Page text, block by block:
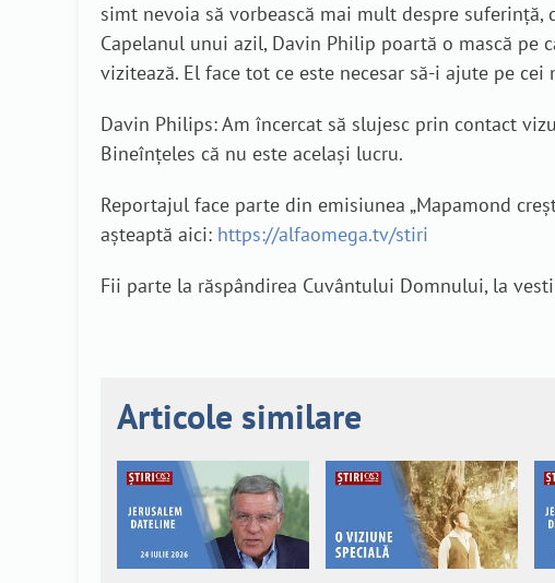
simt nevoia să vorbească mai mult despre
Capelanul unui azil, Davin Philip poartă o mască
vizitează. El face tot ce este necesar să-i ajute pe
Davin Philips: Am încercat să slujesc prin contact
Bineînțeles că nu este același lucru.
Reportajul face parte din emisiunea „Mapamond
așteaptă aici: https://alfaomega.tv/stiri
Fii parte la răspândirea Cuvântului Domnului, la
Articole similare